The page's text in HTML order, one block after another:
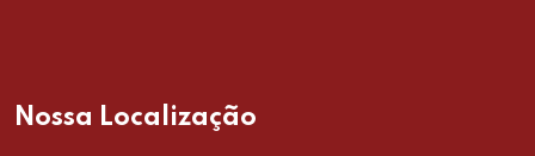
Nossa Localização